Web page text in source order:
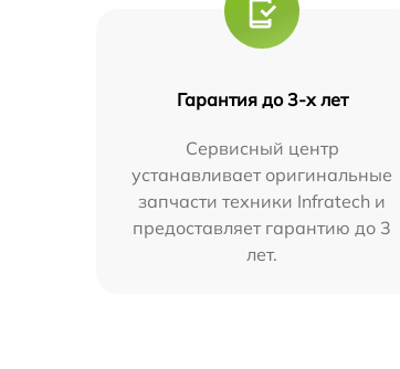
Гарантия до 3-х лет
Сервисный центр
устанавливает оригинальные
запчасти техники Infratech и
предоставляет гарантию до 3
лет.